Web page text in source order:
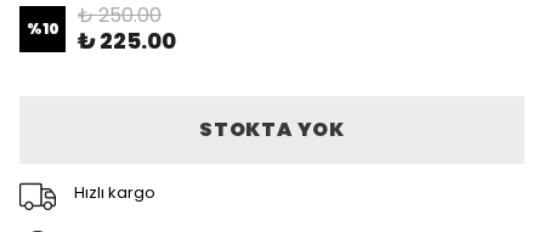
%10 ₺ 250.00
₺ 225.00
STOKTA YOK
Hızlı kargo